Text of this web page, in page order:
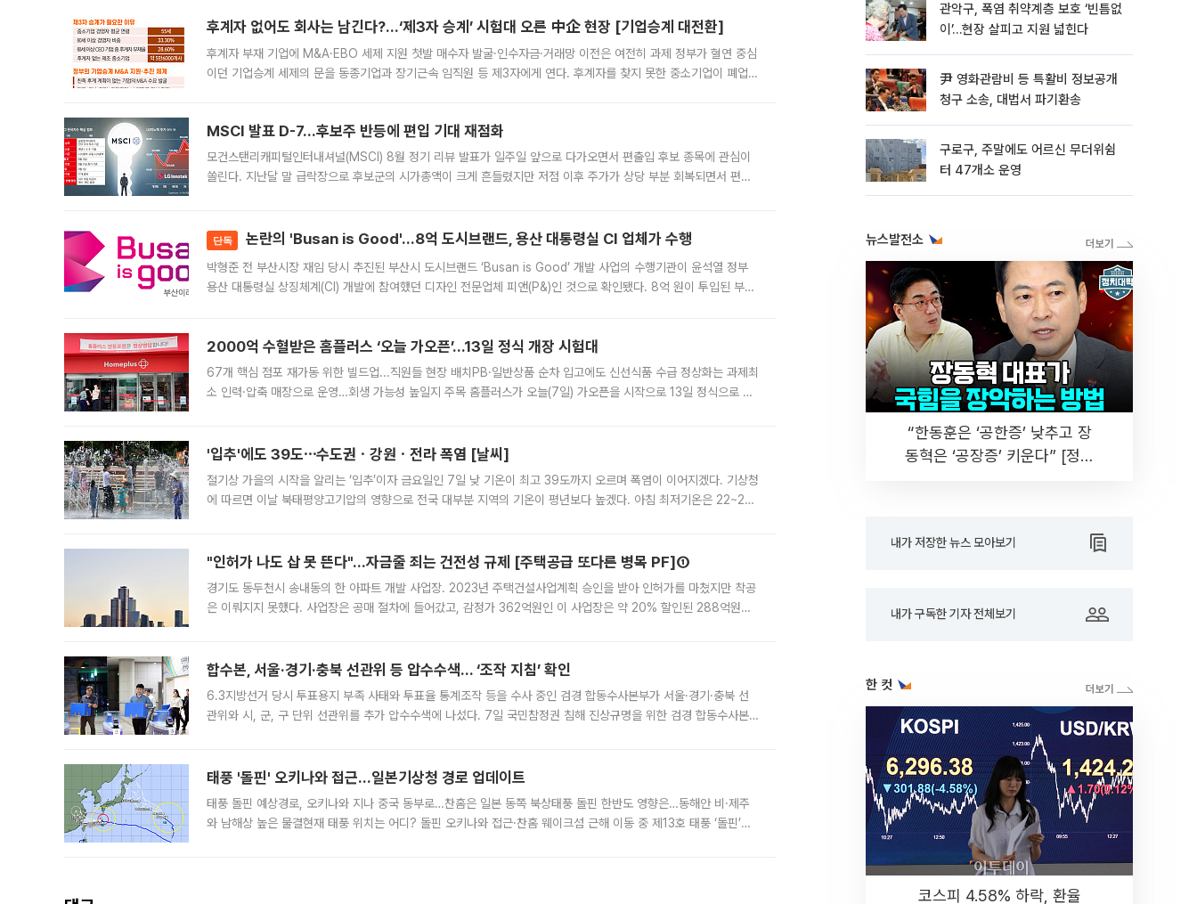
후계자 없어도 회사는 남긴다?…‘제3자 승계’ 시험대 오른 中企 현장 [기업승계 대전환]
후계자 부재 기업에 M&A·EBO 세제 지원 첫발 매수자 발굴·인수자금·거래망 이전은 여전히 과제 정부가 혈연 중심
이던 기업승계 세제의 문을 동종기업과 장기근속 임직원 등 제3자에게 연다. 후계자를 찾지 못한 중소기업이 폐업
MSCI 발표 D-7…후보주 반등에 편입 기대 재점화
모건스탠리캐피털인터내셔널(MSCI) 8월 정기 리뷰 발표가 일주일 앞으로 다가오면서 편출입 후보 종목에 관심이
쏠린다. 지난달 말 급락장으로 후보군의 시가총액이 크게 흔들렸지만 저점 이후 주가가 상당 부분 회복되면서 편입
단독 논란의 'Busan is Good'…8억 도시브랜드, 용산 대통령실 CI 업체가 수행
박형준 전 부산시장 재임 당시 추진된 부산시 도시브랜드 ‘Busan is Good’ 개발 사업의 수행기관이 윤석열 정부
용산 대통령실 상징체계(CI) 개발에 참여했던 디자인 전문업체 피앤(P&)인 것으로 확인됐다. 8억 원이 투입된 부산
2000억 수혈받은 홈플러스 ‘오늘 가오픈’...13일 정식 개장 시험대
67개 핵심 점포 재가동 위한 빌드업...직원들 현장 배치PB·일반상품 순차 입고에도 신선식품 수급 정상화는 과제최
소 인력·압축 매장으로 운영…회생 가능성 높일지 주목 홈플러스가 오늘(7일) 가오픈을 시작으로 13일 정식으로 재
'입추'에도 39도⋯수도권ㆍ강원ㆍ전라 폭염 [날씨]
절기상 가을의 시작을 알리는 ‘입추’이자 금요일인 7일 낮 기온이 최고 39도까지 오르며 폭염이 이어지겠다. 기상청
에 따르면 이날 북태평양고기압의 영향으로 전국 대부분 지역의 기온이 평년보다 높겠다. 아침 최저기온은 22~27
"인허가 나도 삽 못 뜬다"…자금줄 죄는 건전성 규제 [주택공급 또다른 병목 PF]①
경기도 동두천시 송내동의 한 아파트 개발 사업장. 2023년 주택건설사업계획 승인을 받아 인허가를 마쳤지만 착공
은 이뤄지지 못했다. 사업장은 공매 절차에 들어갔고, 감정가 362억원인 이 사업장은 약 20% 할인된 288억원에
합수본, 서울·경기·충북 선관위 등 압수수색… ‘조작 지침’ 확인
6.3지방선거 당시 투표용지 부족 사태와 투표율 통계조작 등을 수사 중인 검경 합동수사본부가 서울·경기·충북 선
관위와 시, 군, 구 단위 선관위를 추가 압수수색에 나섰다. 7일 국민참정권 침해 진상규명을 위한 검경 합동수사본
태풍 '돌핀' 오키나와 접근…일본기상청 경로 업데이트
태풍 돌핀 예상경로, 오키나와 지나 중국 동부로…찬홈은 일본 동쪽 북상태풍 돌핀 한반도 영향은…동해안 비·제주
와 남해상 높은 물결현재 태풍 위치는 어디? 돌핀 오키나와 접근·찬홈 웨이크섬 근해 이동 중 제13호 태풍 ‘돌핀’이
관악구, 폭염 취약계층 보호 ‘빈틈없
이’…현장 살피고 지원 넓힌다
尹 영화관람비 등 특활비 정보공개
청구 소송, 대법서 파기환송
구로구, 주말에도 어르신 무더위쉼
터 47개소 운영
뉴스발전소
“한동훈은 ‘공한증’ 낮추고 장
동혁은 ‘공장증’ 키운다” [정치
내가 저장한 뉴스 모아보기
내가 구독한 기자 전체보기
한 컷
코스피 4.58% 하락, 환율